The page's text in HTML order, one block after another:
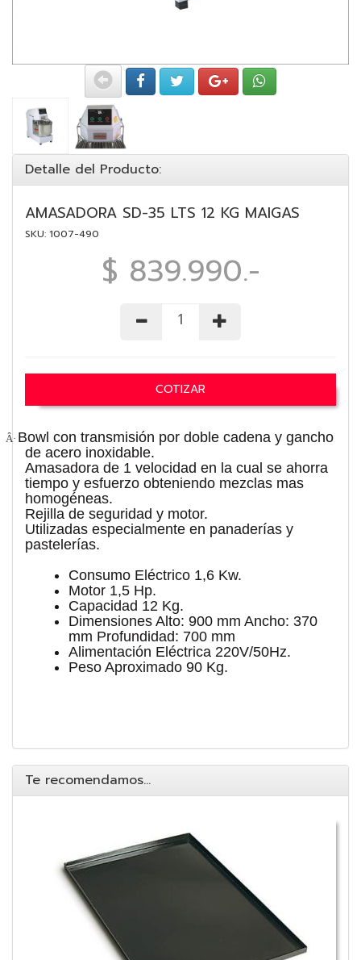
Detalle del Producto:
AMASADORA SD-35 LTS 12 KG MAIGAS
SKU: 1007-490
$ 839.990.-
COTIZAR
Â· Bowl con transmisión por doble cadena y gancho
de acero inoxidable.
Amasadora de 1 velocidad en la cual se ahorra
tiempo y esfuerzo obteniendo mezclas mas
homogéneas.
Rejilla de seguridad y motor.
Utilizadas especialmente en panaderías y
pastelerías.
Consumo Eléctrico 1,6 Kw.
Motor 1,5 Hp.
Capacidad 12 Kg.
Dimensiones Alto: 900 mm Ancho: 370
mm Profundidad: 700 mm
Alimentación Eléctrica 220V/50Hz.
Peso Aproximado 90 Kg.
Te recomendamos...